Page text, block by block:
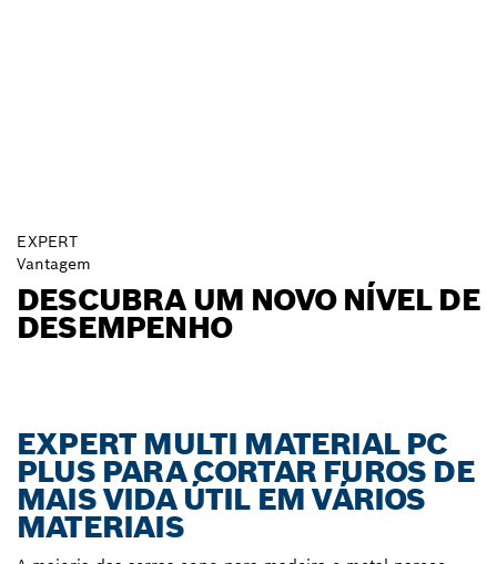
EXPERT
Vantagem
DESCUBRA UM NOVO NÍVEL DE
DESEMPENHO
EXPERT MULTI MATERIAL PC
PLUS PARA CORTAR FUROS DE
MAIS VIDA ÚTIL EM VÁRIOS
MATERIAIS